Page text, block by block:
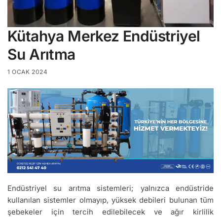
Kütahya Merkez Endüstriyel
Su Arıtma
1 OCAK 2024
Endüstriyel su arıtma sistemleri; yalnızca endüstride
kullanılan sistemler olmayıp, yüksek debileri bulunan tüm
şebekeler için tercih edilebilecek ve ağır kirlilik